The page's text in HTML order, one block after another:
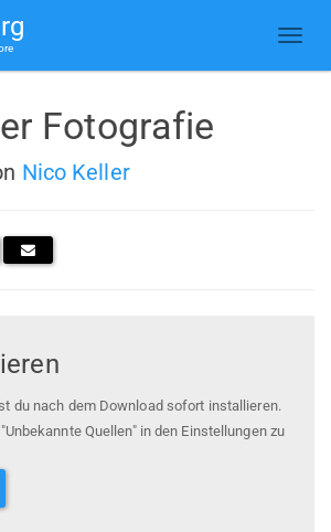
Fotografie
Nico Keller
du nach dem Download sofort installieren.
Quellen" in den Einstellungen zu